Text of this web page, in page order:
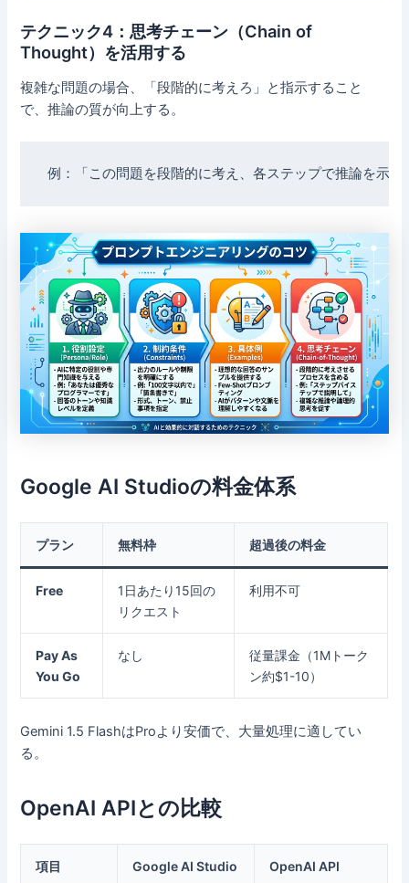
テクニック4：思考チェーン（Chain of
Thought）を活用する
複雑な問題の場合、「段階的に考えろ」と指示すること
で、推論の質が向上する。
Google AI Studioの料金体系
プラン 無料枠 超過後の料金
Free
1日あたり15回の
リクエスト
利用不可
Pay As
You Go
なし
従量課金（1Mトーク
ン約$1-10）
Gemini 1.5 FlashはProより安価で、大量処理に適してい
る。
OpenAI APIとの比較
項目 Google AI Studio OpenAI API